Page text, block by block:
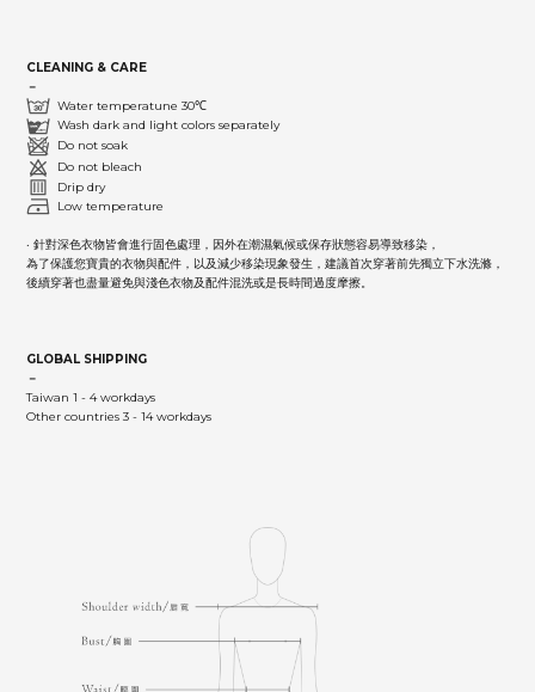
CLEANING & CARE
－
Water temperatune 30℃
Wash dark and light colors separately
Do not soak
Do not bleach
Drip dry
Low temperature
‧ 針對深色衣物皆會進行固色處理，因外在潮濕氣候或保存狀態容易導致移染，
為了保護您寶貴的衣物與配件，以及減少移染現象發生，建議首次穿著前先獨立下水洗滌，
後續穿著也盡量避免與淺色衣物及配件混洗或是長時間過度摩擦。
GLOBAL SHIPPING
－
Taiwan 1 - 4 workdays
Other countries 3 - 14 workdays